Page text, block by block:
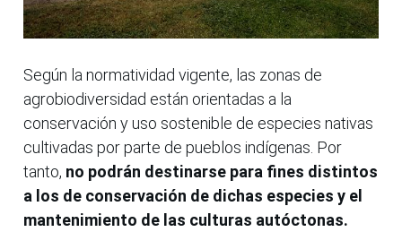
Según la normatividad vigente, las zonas de
agrobiodiversidad están orientadas a la
conservación y uso sostenible de especies nativas
cultivadas por parte de pueblos indígenas. Por
tanto, no podrán destinarse para fines distintos
a los de conservación de dichas especies y el
mantenimiento de las culturas autóctonas.